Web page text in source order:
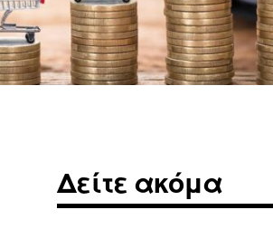
Δείτε ακόμα